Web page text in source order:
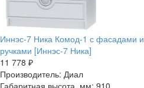
Иннэс-7 Ника Комод-1 с фасадами и
ручками [Иннэс-7 Ника]
11 778 ₽
Производитель: Диал
Габаритная высота, мм: 910